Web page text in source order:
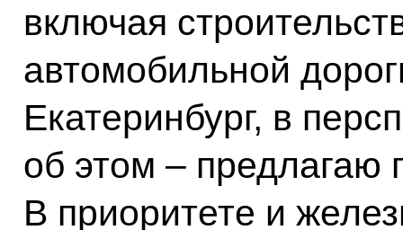
включая
автомобильной
Екатеринбург, в
об этом – предлагаю
В приоритете и